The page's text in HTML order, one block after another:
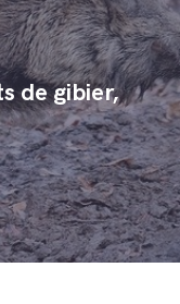
de gibier,